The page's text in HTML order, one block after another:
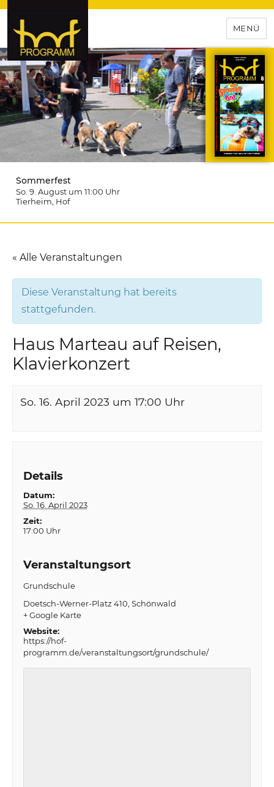
hof-programm – das
Veranstaltungsportal für
Hochfranken
MENÜ
Sommerfest
So. 9. August um 11:00 Uhr
Tierheim , Hof
« Alle Veranstaltungen
Diese Veranstaltung hat bereits
stattgefunden.
Haus Marteau auf Reisen,
Klavierkonzert
So. 16. April 2023 um 17:00 Uhr
Details
Datum:
So. 16. April 2023
Zeit:
17:00 Uhr
Veranstaltungsort
Grundschule
Doetsch-Werner-Platz 410 Schönwald
+ Google Karte
Website:
https://hof-
programm.de/veranstaltungsort/grundschule/